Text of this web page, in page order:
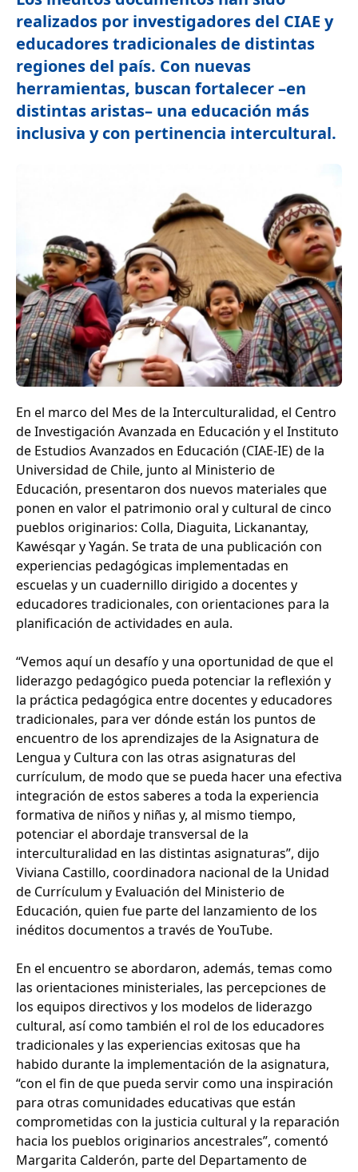
realizados por investigadores del CIAE y
educadores tradicionales de distintas
regiones del país. Con nuevas
herramientas, buscan fortalecer –en
distintas aristas– una educación más
inclusiva y con pertinencia intercultural.
En el marco del Mes de la Interculturalidad, el Centro
de Investigación Avanzada en Educación y el Instituto
de Estudios Avanzados en Educación (CIAE-IE) de la
Universidad de Chile, junto al Ministerio de
Educación, presentaron dos nuevos materiales que
ponen en valor el patrimonio oral y cultural de cinco
pueblos originarios: Colla, Diaguita, Lickanantay,
Kawésqar y Yagán. Se trata de una publicación con
experiencias pedagógicas implementadas en
escuelas y un cuadernillo dirigido a docentes y
educadores tradicionales, con orientaciones para la
planificación de actividades en aula.
“Vemos aquí un desafío y una oportunidad de que el
liderazgo pedagógico pueda potenciar la reflexión y
la práctica pedagógica entre docentes y educadores
tradicionales, para ver dónde están los puntos de
encuentro de los aprendizajes de la Asignatura de
Lengua y Cultura con las otras asignaturas del
currículum, de modo que se pueda hacer una efectiva
integración de estos saberes a toda la experiencia
formativa de niños y niñas y, al mismo tiempo,
potenciar el abordaje transversal de la
interculturalidad en las distintas asignaturas”, dijo
Viviana Castillo, coordinadora nacional de la Unidad
de Currículum y Evaluación del Ministerio de
Educación, quien fue parte del lanzamiento de los
inéditos documentos a través de YouTube.
En el encuentro se abordaron, además, temas como
las orientaciones ministeriales, las percepciones de
los equipos directivos y los modelos de liderazgo
cultural, así como también el rol de los educadores
tradicionales y las experiencias exitosas que ha
habido durante la implementación de la asignatura,
“con el fin de que pueda servir como una inspiración
para otras comunidades educativas que están
comprometidas con la justicia cultural y la reparación
hacia los pueblos originarios ancestrales”, comentó
Margarita Calderón, parte del Departamento de